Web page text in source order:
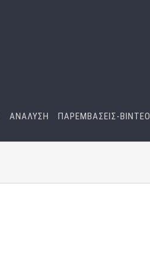
ΑΝΑΛΥΣΗ ΠΑΡΕΜΒΑΣΕΙΣ-BINTEO